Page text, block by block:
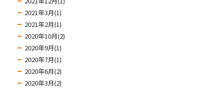
2021年3月(1)
2021年2月(1)
2020年10月(2)
2020年9月(1)
2020年7月(1)
2020年6月(2)
2020年3月(2)